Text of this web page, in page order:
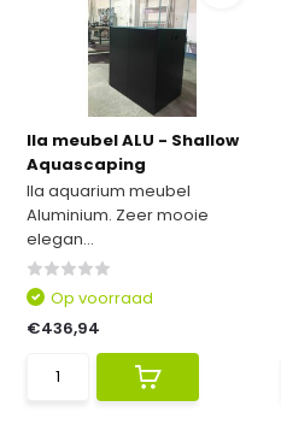
Ila meubel ALU - Shallow
Aquascaping
Ila aquarium meubel
Aluminium. Zeer mooie
elegan...
Op voorraad
€436,94